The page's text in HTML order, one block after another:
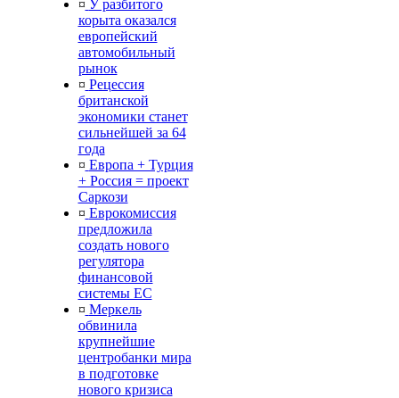
¤ У разбитого
корыта оказался
европейский
автомобильный
рынок
¤ Рецессия
британской
экономики станет
сильнейшей за 64
года
¤ Европа + Турция
+ Россия = проект
Саркози
¤ Еврокомиссия
предложила
создать нового
регулятора
финансовой
системы ЕС
¤ Меркель
обвинила
крупнейшие
центробанки мира
в подготовке
нового кризиса